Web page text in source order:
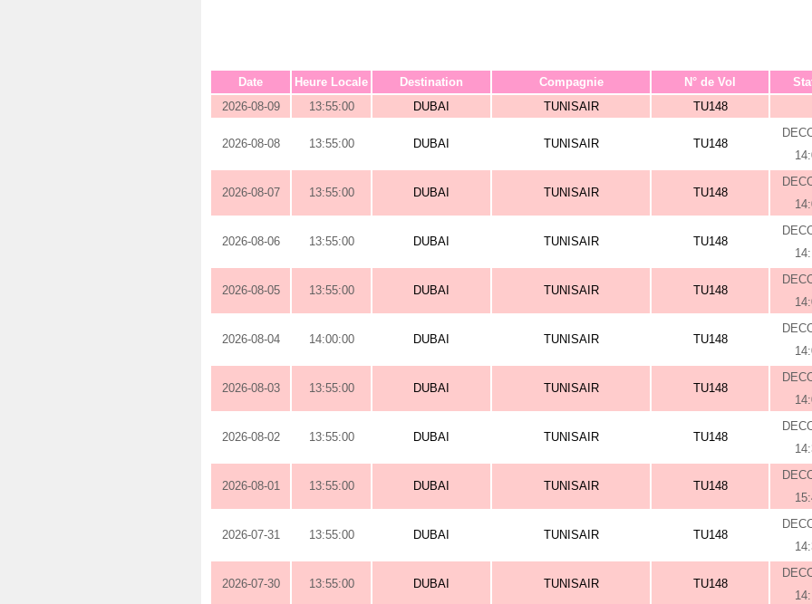
Date Heure Locale Destination Compagnie N° de Vol
2026-08-09
13:55:00 DUBAI TUNISAIR TU148
2026-08-08 13:55:00 DUBAI TUNISAIR TU148
2026-08-07 13:55:00 DUBAI TUNISAIR TU148
2026-08-06 13:55:00 DUBAI TUNISAIR TU148
2026-08-05 13:55:00 DUBAI TUNISAIR TU148
2026-08-04 14:00:00 DUBAI TUNISAIR TU148
2026-08-03 13:55:00 DUBAI TUNISAIR TU148
2026-08-02 13:55:00 DUBAI TUNISAIR TU148
2026-08-01 13:55:00 DUBAI TUNISAIR TU148
2026-07-31 13:55:00 DUBAI TUNISAIR TU148
2026-07-30 13:55:00 DUBAI TUNISAIR TU148